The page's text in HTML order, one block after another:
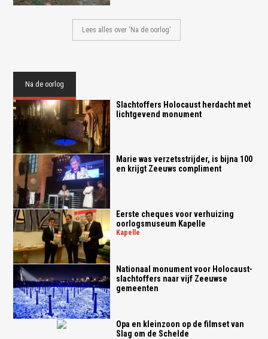
Lees alles over 'Na de oorlog'
Na de oorlog
Slachtoffers Holocaust herdacht met
lichtgevend monument
Marie was verzetsstrijder, is bijna 100
en krijgt Zeeuws compliment
Eerste cheques voor verhuizing
oorlogsmuseum Kapelle
kapelle
Nationaal monument voor Holocaust-
slachtoffers naar vijf Zeeuwse
gemeenten
Opa en kleinzoon op de filmset van
Slag om de Schelde